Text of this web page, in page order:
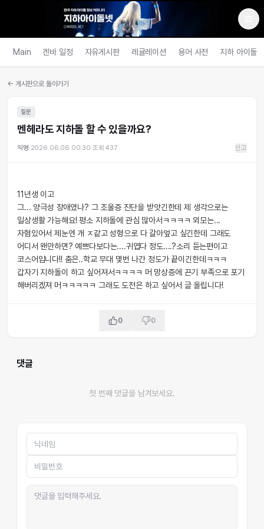
Main 겐바 일정 자유게시판 레귤레이션 용어 사전 지하 아이돌
← 게시판으로 돌아가기
질문
멘헤라도 지하돌 할 수 있을까요?
익명·2026.06.06 00:30·조회437 신고
11년생 이고
그... 양극성 장애였나? 그 조울증 진단을 받앗긴한데 제 생각으로는
일상생활 가능해요! 평소 지하돌에 관심 많아서ㅋㅋㅋㅋ 외모는...
자혐있어서 제눈엔 개 ㅈ같고 성형으로 다 갈아엎고 싶긴한데 그래도
어디서 왠만하면? 예쁘다보다는....귀엽다 정도....?소리 듣는편이고
코스어입니다!! 춤은..학교 무대 몇번 나간 정도가 끝이긴한데ㅋㅋㅋ
갑자기 지하돌이 하고 싶어져서ㅋㅋㅋㅋ 머 망상증에 끈기 부족으로 포기
해버리겠져 머ㅋㅋㅋㅋㅋ 그래도 도전은 하고 싶어서 글 올립니다!
0 0
댓글
첫 번째 댓글을 남겨보세요.